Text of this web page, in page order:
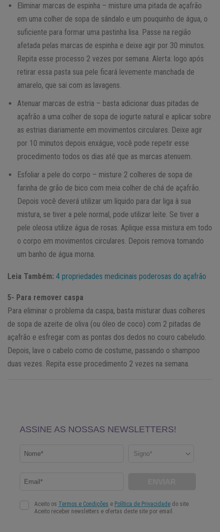
Eliminar marcas de espinha – misture uma pitada de açafrão
em uma colher de sopa de sândalo e um pouquinho de água, o
suficiente para formar uma pastinha lisa. Passe na região
afetada pelas marcas de espinha e deixe agir por 30 minutos.
Repita esse processo 2 vezes por semana. Alerta: logo após
retirar essa pasta sua pele ficará levemente manchada de
amarelo, que sai com as lavagens.
Atenuar marcas de estria – basta adicionar duas pitadas de
açafrão a uma colher de sopa de iogurte natural e aplicar sobre
as estrias diariamente em movimentos circulares. Deixe agir
por 10 minutos depois enxágue, você pode repetir esse
procedimento todos os dias até que as marcas atenuem.
Esfoliar a pele do corpo – misture 2 colheres de sopa de
farinha de grão de bico com meia colher de chá de açafrão.
Depois você deverá utilizar um líquido para dar liga à sua
mistura, se tiver a pele normal, pode utilizar leite. Se tiver a
pele oleosa utilize água de rosas. Aplique essa mistura em todo
o corpo em movimentos circulares. Depois remova tomando
um banho de água morna.
Leia Também: 4 propriedades medicinais poderosas do açafrão
5- Para remover caspa
Para eliminar o problema da caspa, basta misturar duas colheres
de sopa de azeite de oliva (ou óleo de coco) com 2 pitadas de
açafrão e esfregar com as pontas dos dedos no couro cabeludo.
Depois, lave o cabelo como de costume, passando o shampoo
duas vezes. Repita esse procedimento 2 vezes na semana.